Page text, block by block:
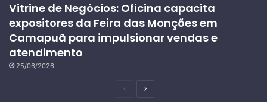
Vitrine de Negócios: Oficina capacita
expositores da Feira das Monções em
Camapuã para impulsionar vendas e
atendimento
25/06/2026
PáginaPróxima